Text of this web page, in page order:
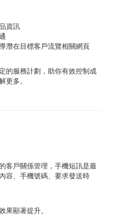
資訊
潛在目標客戶流覽相關網頁
的服務計劃，助你有效控制成
多。
客戶關係管理，手機短訊是最
容、手機號碼、要求發送時
果顯著提升。